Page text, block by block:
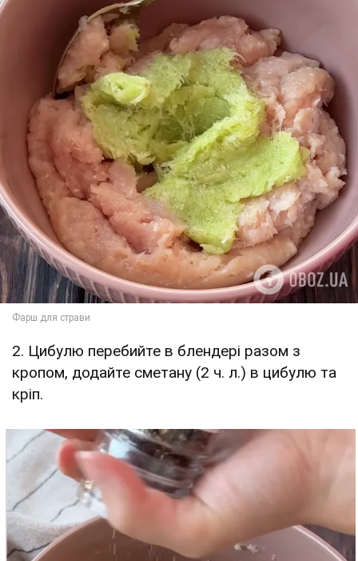
2. Цибулю перебийте в блендері разом з
кропом, додайте сметану (2 ч. л.) в цибулю та
кріп.